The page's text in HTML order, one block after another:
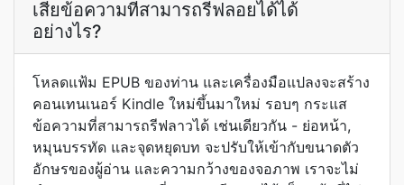
เสียข้อความที่สามารถรีฟลอยได้ได้
อย่างไร?
โหลดแฟ้ม EPUB ของท่าน และเครื่องมือแปลงจะสร้าง
คอนเทนเนอร์ Kindle ใหม่ขึ้นมาใหม่ รอบๆ กระแส
ข้อความที่สามารถรีฟลาวได้ เช่นเดียวกัน - ย่อหน้า,
หมุนบรรทัด และจุดหยุดบท จะปรับให้เข้ากับขนาดตัว
อักษรของผู้อ่าน และความกว้างของจอภาพ เราจะไม่